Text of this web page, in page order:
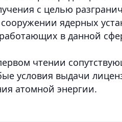
с целью
ядерных
в данной
чтении
условия выдачи
атомной энергии.